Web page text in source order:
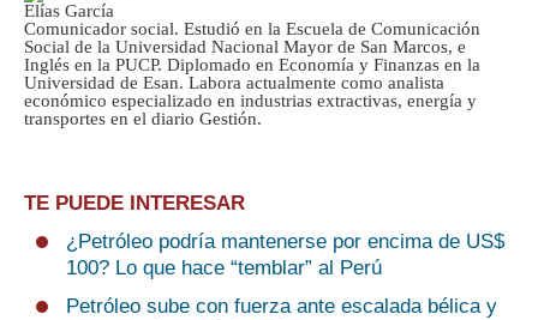
Elías García
Comunicador social. Estudió en la Escuela de Comunicación
Social de la Universidad Nacional Mayor de San Marcos, e
Inglés en la PUCP. Diplomado en Economía y Finanzas en la
Universidad de Esan. Labora actualmente como analista
económico especializado en industrias extractivas, energía y
transportes en el diario Gestión.
TE PUEDE INTERESAR
¿Petróleo podría mantenerse por encima de US$
100? Lo que hace “temblar” al Perú
Petróleo sube con fuerza ante escalada bélica y